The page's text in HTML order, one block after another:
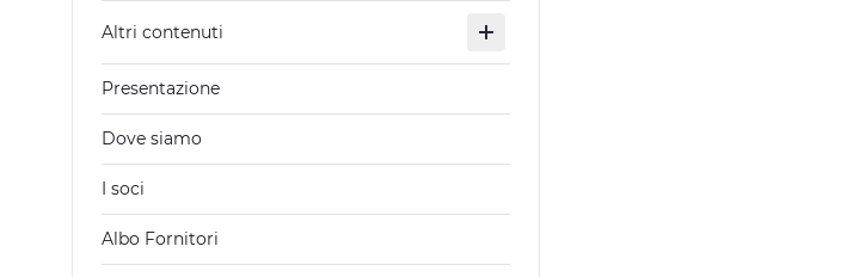
Altri contenuti
Presentazione
Dove siamo
I soci
Albo Fornitori